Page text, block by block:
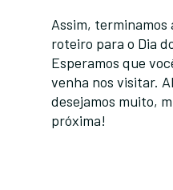
Assim, terminamos
roteiro para o Dia
Esperamos que
venha nos visitar.
desejamos muito,
próxima!